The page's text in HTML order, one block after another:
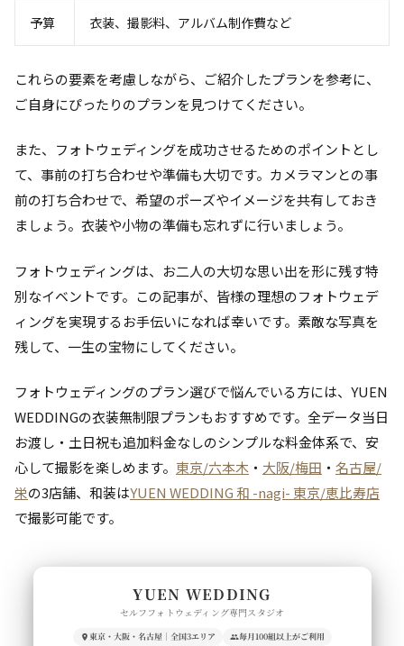
予算 衣装、撮影料、アルバム制作費など
これらの要素を考慮しながら、ご紹介したプランを参考に、
ご自身にぴったりのプランを見つけてください。
また、フォトウェディングを成功させるためのポイントとし
て、事前の打ち合わせや準備も大切です。カメラマンとの事
前の打ち合わせで、希望のポーズやイメージを共有しておき
ましょう。衣装や小物の準備も忘れずに行いましょう。
フォトウェディングは、お二人の大切な思い出を形に残す特
別なイベントです。この記事が、皆様の理想のフォトウェデ
ィングを実現するお手伝いになれば幸いです。素敵な写真を
残して、一生の宝物にしてください。
フォトウェディングのプラン選びで悩んでいる方には、YUEN
WEDDINGの衣装無制限プランもおすすめです。全データ当日
お渡し・土日祝も追加料金なしのシンプルな料金体系で、安
心して撮影を楽しめます。 東京/六本木 ・ 大阪/梅田 ・ 名古屋/
栄の3店舗、和装はYUEN WEDDING 和 -nagi- 東京/恵比寿店
で撮影可能です。
YUEN WEDDING
セルフフォトウェディング専門スタジオ
東京・大阪・名古屋｜全国3エリア
毎月100組以上がご利用